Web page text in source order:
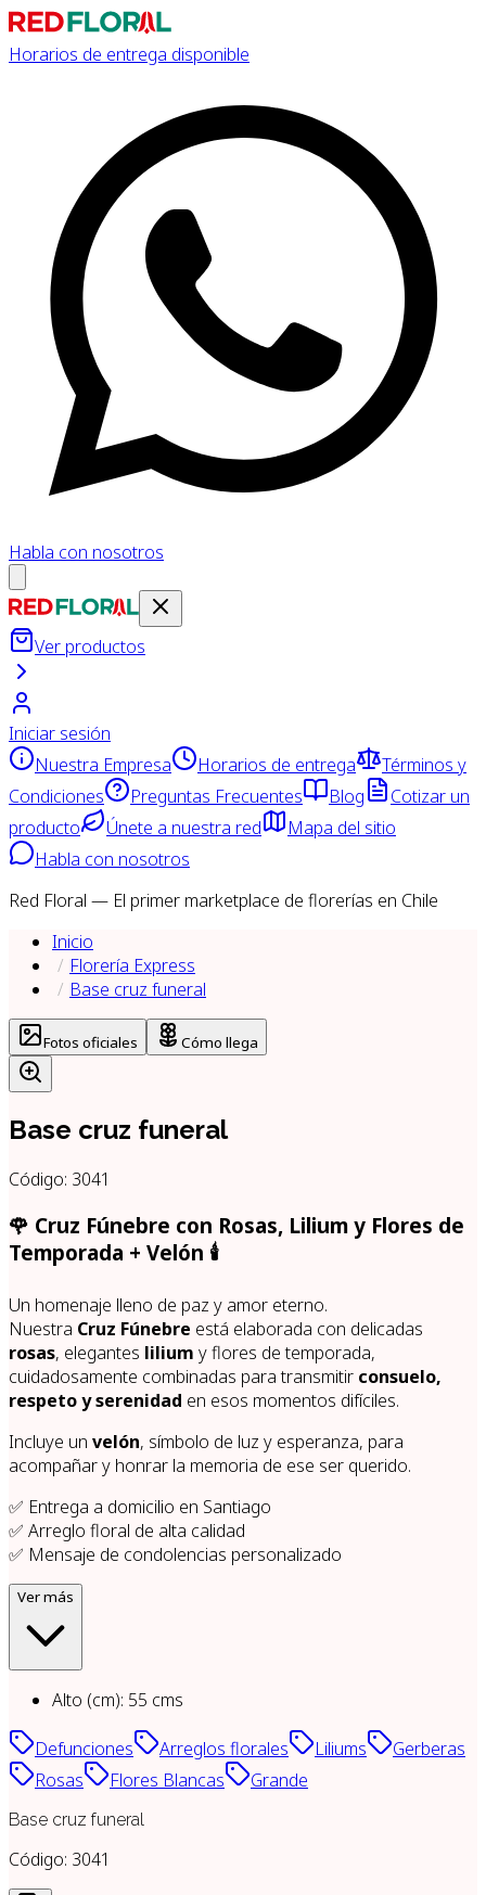
Horarios de entrega disponible
Habla con nosotros
Ver productos
Iniciar sesión
Nuestra Empresa
Horarios de entrega
Términos y
Condiciones
Preguntas Frecuentes Blog
Cotizar un
producto
Únete a nuestra red
Mapa del sitio
Habla con nosotros
Red Floral — El primer marketplace de florerías en Chile
Inicio
Florería Express
Base cruz funeral
Fotos oficiales Cómo llega
Base cruz funeral
Código: 3041
🌹 Cruz Fúnebre con Rosas, Lilium y Flores de
Temporada + Velón 🕯️
Un homenaje lleno de paz y amor eterno.
Nuestra Cruz Fúnebre está elaborada con delicadas
rosas, elegantes lilium y flores de temporada,
cuidadosamente combinadas para transmitir consuelo,
respeto y serenidad en esos momentos difíciles.
Incluye un velón, símbolo de luz y esperanza, para
acompañar y honrar la memoria de ese ser querido.
✅ Entrega a domicilio en Santiago
✅ Arreglo floral de alta calidad
✅ Mensaje de condolencias personalizado
Ver más
Alto (cm): 55 cms
Defunciones Arreglos florales Liliums
Gerberas
Rosas
Flores Blancas Grande
Base cruz funeral
Código: 3041